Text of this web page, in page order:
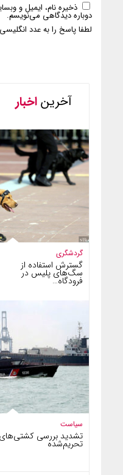
ذخیره نام، ایمیل و
دوباره دیدگاهی می‌نویسم.
لطفا پاسخ را به عدد
آخریناخبار
گردشگری
گسترش استفاده از
سگ‌های پلیس در
فرودگاه…
سیاست
تشدید بررسی کشتی‌های
تحریم‌شده